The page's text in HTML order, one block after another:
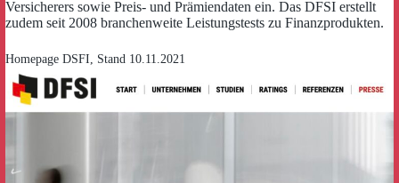
Versicherers sowie Preis- und Prämiendaten ein. Das DFSI erstellt
zudem seit 2008 branchenweite Leistungstests zu Finanzprodukten.
Homepage DSFI, Stand 10.11.2021